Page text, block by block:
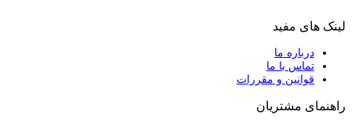
لینک های مفید
درباره ما
تماس با ما
قوانین و مقررات
راهنمای مشتریان